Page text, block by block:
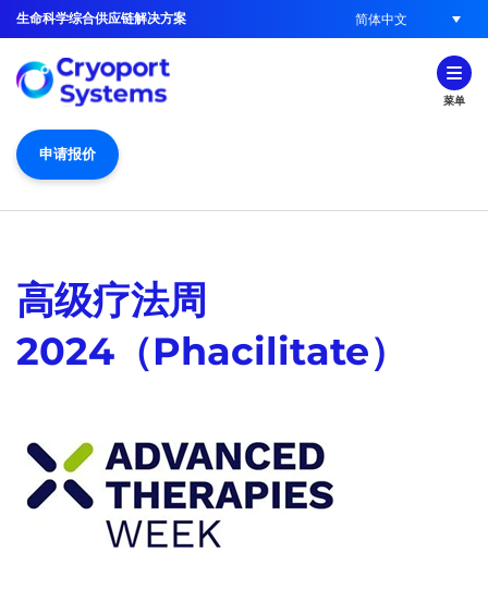
生命科学综合供应链解决方案 简体中文
菜单
申请报价
高级疗法周
2024（Phacilitate）